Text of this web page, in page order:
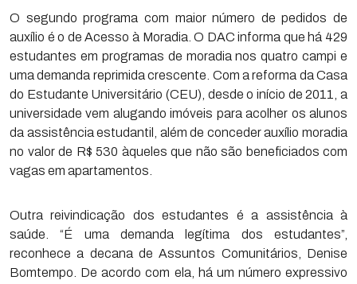
O segundo programa com maior número de pedidos de
auxílio é o de Acesso à Moradia. O DAC informa que há 429
estudantes em programas de moradia nos quatro campi e
uma demanda reprimida crescente. Com a reforma da Casa
do Estudante Universitário (CEU), desde o início de 2011, a
universidade vem alugando imóveis para acolher os alunos
da assistência estudantil, além de conceder auxílio moradia
no valor de R$ 530 àqueles que não são beneficiados com
vagas em apartamentos.
Outra reivindicação dos estudantes é a assistência à
saúde. “É uma demanda legítima dos estudantes”,
reconhece a decana de Assuntos Comunitários, Denise
Bomtempo. De acordo com ela, há um número expressivo